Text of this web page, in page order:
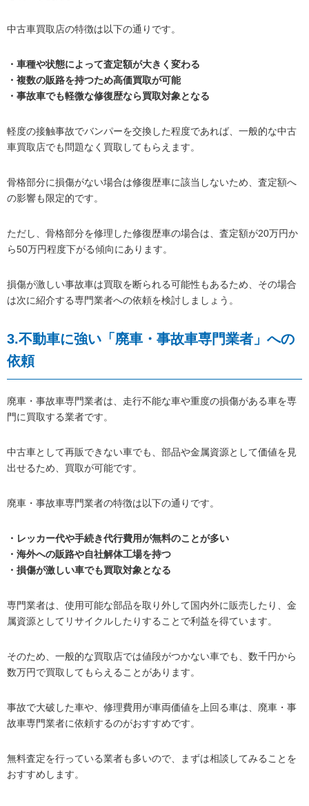
中古車買取店の特徴は以下の通りです。
・車種や状態によって査定額が大きく変わる
・複数の販路を持つため高価買取が可能
・事故車でも軽微な修復歴なら買取対象となる
軽度の接触事故でバンパーを交換した程度であれば、一般的な中古
車買取店でも問題なく買取してもらえます。
骨格部分に損傷がない場合は修復歴車に該当しないため、査定額へ
の影響も限定的です。
ただし、骨格部分を修理した修復歴車の場合は、査定額が20万円か
ら50万円程度下がる傾向にあります。
損傷が激しい事故車は買取を断られる可能性もあるため、その場合
は次に紹介する専門業者への依頼を検討しましょう。
3.不動車に強い「廃車・事故車専門業者」への
依頼
廃車・事故車専門業者は、走行不能な車や重度の損傷がある車を専
門に買取する業者です。
中古車として再販できない車でも、部品や金属資源として価値を見
出せるため、買取が可能です。
廃車・事故車専門業者の特徴は以下の通りです。
・レッカー代や手続き代行費用が無料のことが多い
・海外への販路や自社解体工場を持つ
・損傷が激しい車でも買取対象となる
専門業者は、使用可能な部品を取り外して国内外に販売したり、金
属資源としてリサイクルしたりすることで利益を得ています。
そのため、一般的な買取店では値段がつかない車でも、数千円から
数万円で買取してもらえることがあります。
事故で大破した車や、修理費用が車両価値を上回る車は、廃車・事
故車専門業者に依頼するのがおすすめです。
無料査定を行っている業者も多いので、まずは相談してみることを
おすすめします。